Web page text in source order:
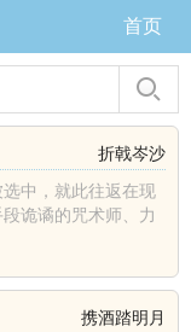
首页
折戟岑沙
中，就此往返在现
诡谲的咒术师、力
携酒踏明月